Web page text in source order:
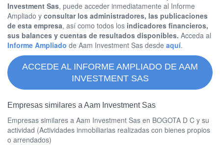
Investment Sas, puede acceder inmediatamente al Informe
Ampliado y consultar los administradores, las publicaciones
de esta empresa, así como todos los indicadores financieros,
sus balances y cuentas de resultados disponibles. Acceda al
Informe Ampliado de Aam Investment Sas desde aquí.
ACCEDE AL INFORME AMPLIADO DE AAM
INVESTMENT SAS
Empresas similares a Aam Investment Sas
Empresas similares a Aam Investment Sas en BOGOTA D C y su
actividad (Actividades inmobiliarias realizadas con bienes propios
o arrendados)